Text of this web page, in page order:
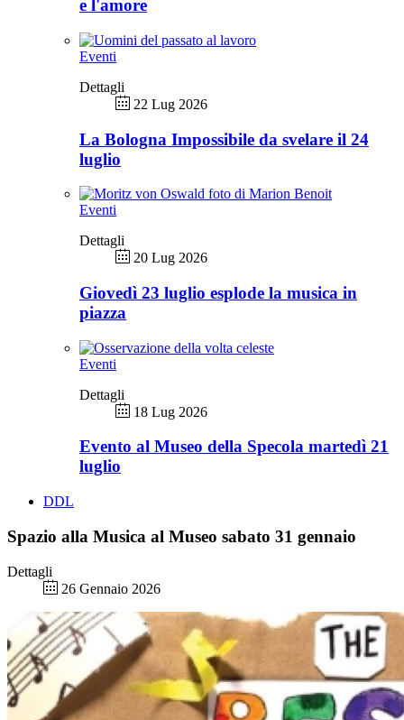
e l'amore
Eventi
Dettagli
22 Lug 2026
La Bologna Impossibile da svelare il 24
luglio
Eventi
Dettagli
20 Lug 2026
Giovedì 23 luglio esplode la musica in
piazza
Eventi
Dettagli
18 Lug 2026
Evento al Museo della Specola martedì 21
luglio
DDL
Spazio alla Musica al Museo sabato 31 gennaio
Dettagli
26 Gennaio 2026